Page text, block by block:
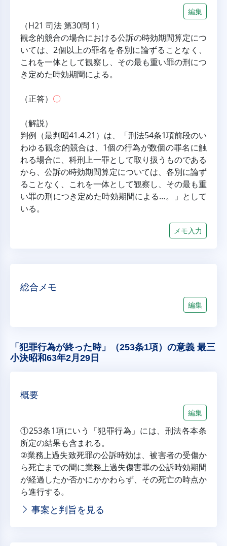
編集
（H21 司法 第30問 1）
観念的競合の場合における公訴の時効期間算定につ
いては、2個以上の罪名を各別に論ずることなく、
これを一体として観察し、その最も重い罪の刑につ
き定めた時効期間による。
（正答） 〇
（解説）
判例（最判昭41.4.21）は、「刑法54条1項前段のい
わゆる観念的競合は、1個の行為が数個の罪名に触
れる場合に、科刑上一罪として取り扱うものである
から、公訴の時効期間算定については、各別に論ず
ることなく、これを一体として観察し、その最も重
い罪の刑につき定めた時効期間による…。」として
いる。
メモ入力
総合メモ
編集
「犯罪行為が終った時」（253条1項）の意義 最三
小決昭和63年2月29日
概要
編集
①253条1項にいう「犯罪行為」には、刑法各本条
所定の結果も含まれる。
②業務上過失致死罪の公訴時効は、被害者の受傷か
ら死亡までの間に業務上過失傷害罪の公訴時効期間
が経過したか否かにかかわらず、その死亡の時点か
ら進行する。
事案と判旨を見る